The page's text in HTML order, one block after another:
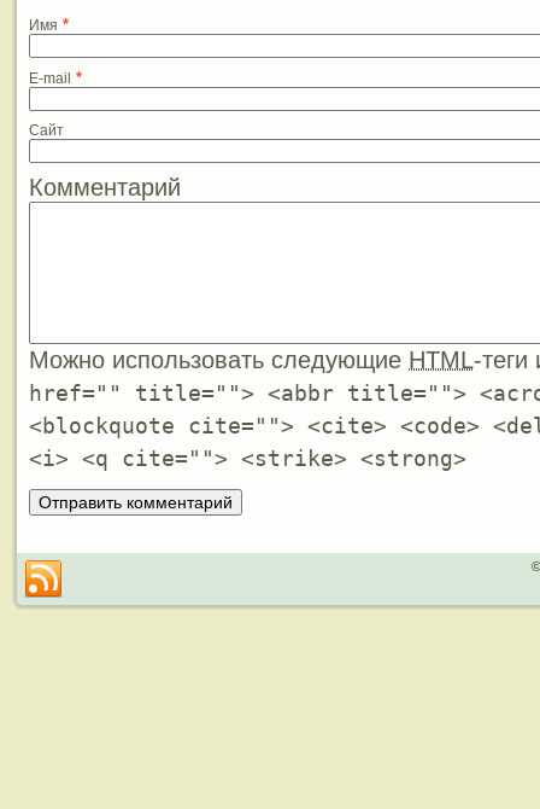
Имя *
E-mail *
Сайт
Комментарий
Можно использовать следующие HTML-
href="" title=""> <abbr title="">
<blockquote cite=""> <cite> <code>
<i> <q cite=""> <strike> <strong>